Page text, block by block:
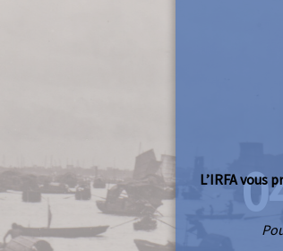
L’IRFA vous